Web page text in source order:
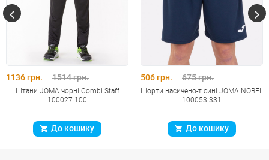
1136 грн. 1514 грн.
Штани JOMA чорнi Combi Staff
100027.100
До кошику
506 грн. 675 грн.
Шорти насичено-т.сині JOMA NOBEL
100053.331
До кошику